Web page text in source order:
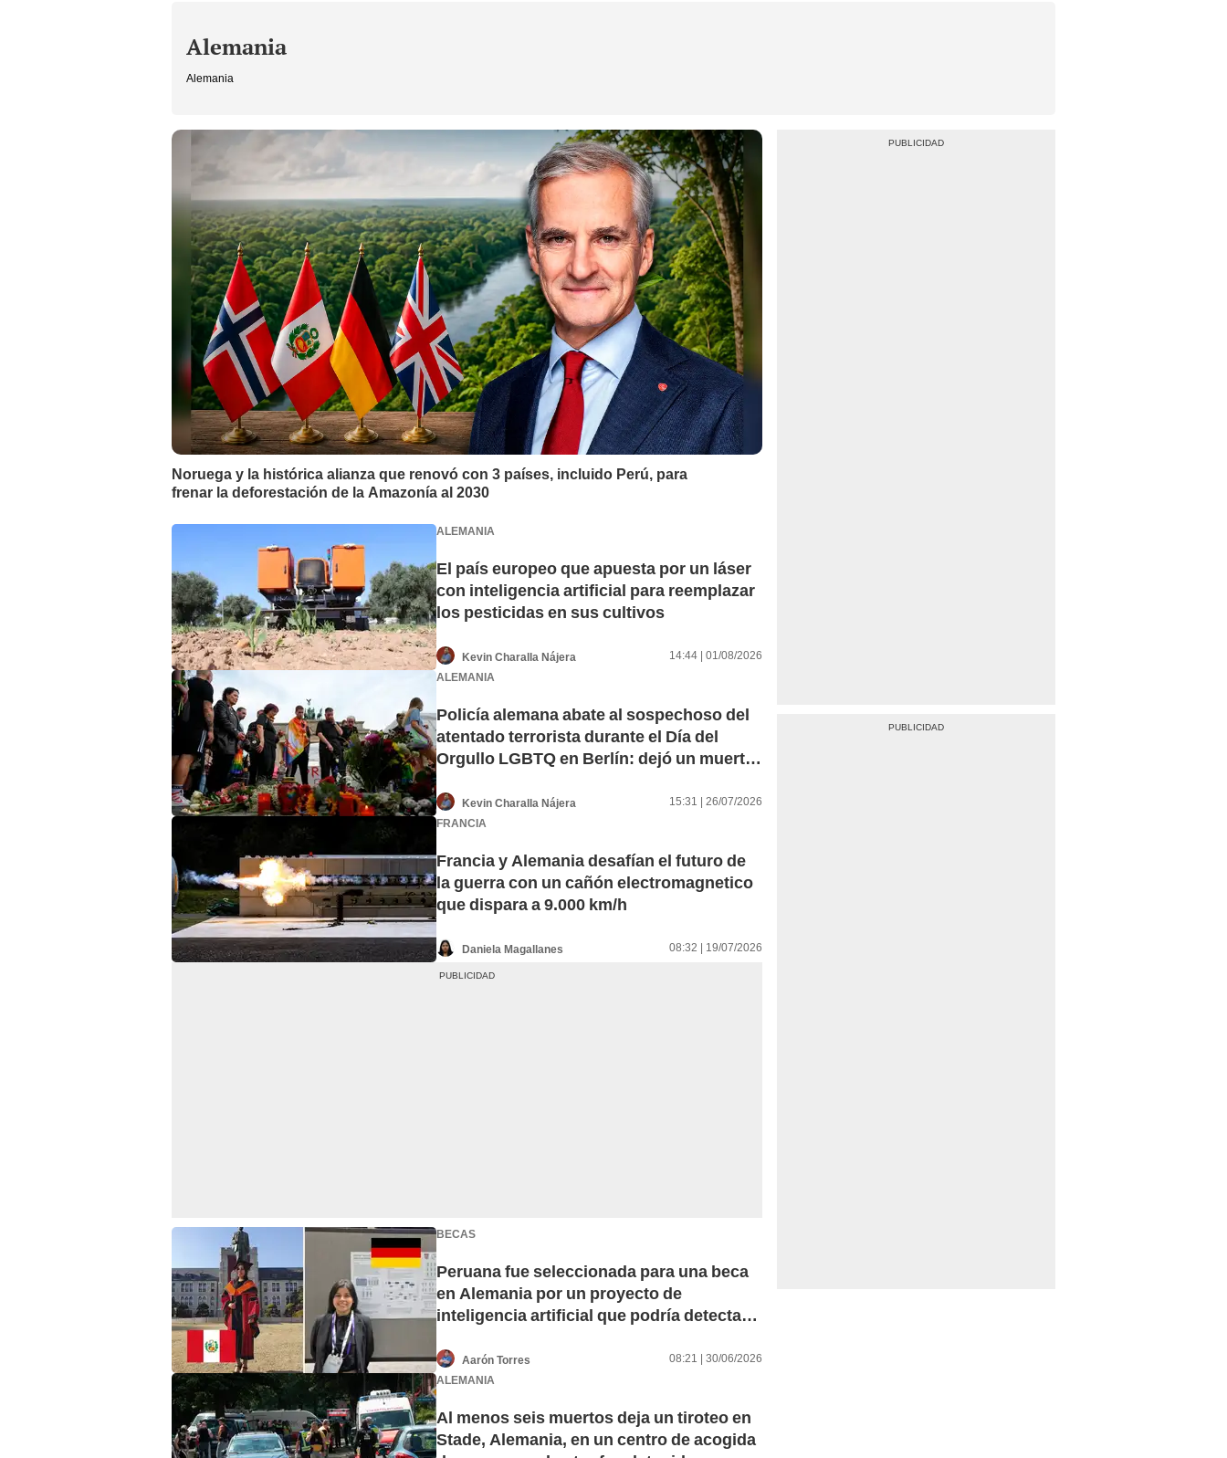
Alemania
Alemania
Noruega y la histórica alianza que renovó con 3 países, incluido Perú, para
frenar la deforestación de la Amazonía al 2030
ALEMANIA
El país europeo que apuesta por un láser
con inteligencia artificial para reemplazar
los pesticidas en sus cultivos
Kevin Charalla Nájera
14:44 | 01/08/2026
ALEMANIA
Policía alemana abate al sospechoso del
atentado terrorista durante el Día del
Orgullo LGBTQ en Berlín: dejó un muerto
Kevin Charalla Nájera
15:31 | 26/07/2026
FRANCIA
Francia y Alemania desafían el futuro de
la guerra con un cañón electromagnetico
que dispara a 9.000 km/h
Daniela Magallanes 08:32 | 19/07/2026
BECAS
Peruana fue seleccionada para una beca
en Alemania por un proyecto de
inteligencia artificial que podría detectar
Aarón Torres
08:21 | 30/06/2026
ALEMANIA
Al menos seis muertos deja un tiroteo en
Stade, Alemania, en un centro de acogida